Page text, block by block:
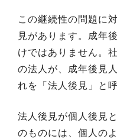
この継続性の問題に
見があります。成年
けではありません。
の法人が、成年後見
れを「法人後見」と呼
法人後見が個人後見
のものには、個人の